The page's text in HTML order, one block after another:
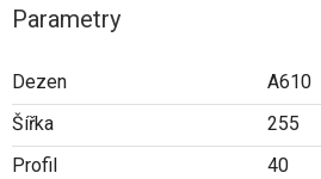
Parametry
Dezen
A610
Šířka
255
Profil
40